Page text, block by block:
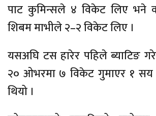
पाट कुमिन्सले ४ विकेट लिए भने
शिबम माभीले २–२ विकेट लिए ।
यसअघि टस हारेर पहिले ब्याटिङ
२० ओभरमा ७ विकेट गुमाएर १ सय
थियो ।